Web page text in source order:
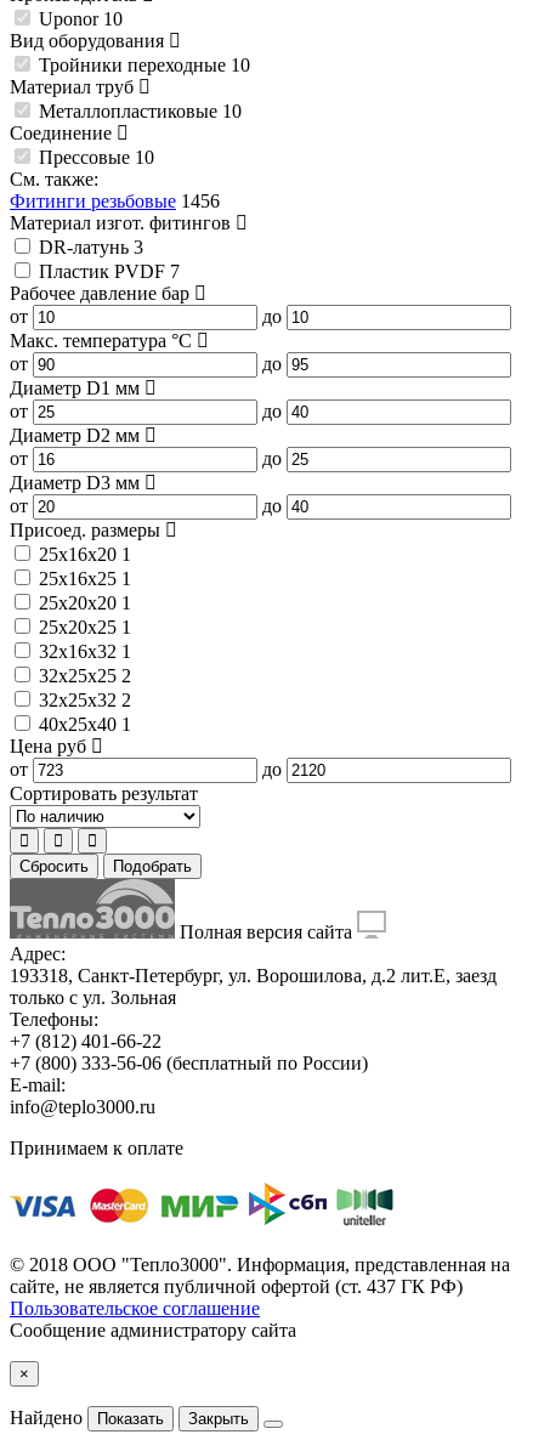
Uponor 10
Вид оборудования
Тройники переходные 10
Материал труб
Металлопластиковые 10
Соединение
Прессовые 10
См. также:
Фитинги резьбовые 1456
Материал изгот. фитингов
DR-латунь 3
Пластик PVDF 7
Рабочее давление бар
от
до
Макс. температура °C
от
до
Диаметр D1 мм
от
до
Диаметр D2 мм
от
до
Диаметр D3 мм
от
до
Присоед. размеры
25x16x20 1
25x16x25 1
25x20x20 1
25x20x25 1
32x16x32 1
32x25x25 2
32x25x32 2
40x25x40 1
Цена руб
от
до
Сортировать результат
Сбросить Подобрать
Полная версия сайта
Адрес:
193318, Санкт-Петербург, ул. Ворошилова, д.2 лит.Е, заезд
только с ул. Зольная
Телефоны:
+7 (812) 401-66-22
+7 (800) 333-56-06 (бесплатный по России)
E-mail:
info@teplo3000.ru
Принимаем к оплате
© 2018 ООО "Тепло3000". Информация, представленная на
сайте, не является публичной офертой (ст. 437 ГК РФ)
Пользовательское соглашение
Сообщение администратору сайта
×
Найдено Показать Закрыть